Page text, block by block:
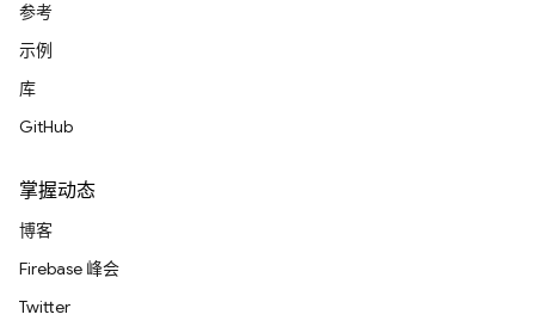
参考
示例
库
GitHub
掌握动态
博客
Firebase 峰会
Twitter